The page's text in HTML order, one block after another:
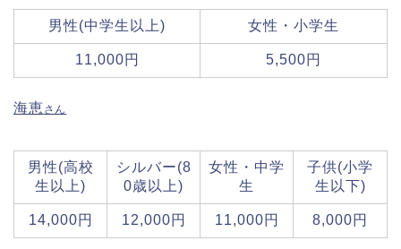
男性(中学生以上) 女性・小学生
11,000円 5,500円
海恵さん
男性(高校
生以上)
シルバー(8
0歳以上)
女性・中学
生
子供(小学
生以下)
14,000円 12,000円 11,000円 8,000円